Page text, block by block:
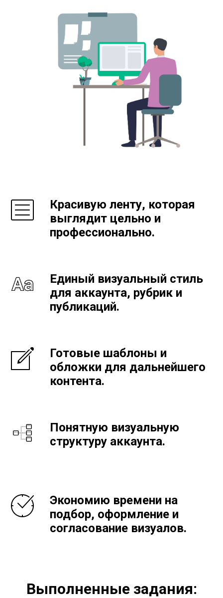
Красивую ленту, которая
выглядит цельно и
профессионально.
Единый визуальный стиль
для аккаунта, рубрик и
публикаций.
Готовые шаблоны и
обложки для дальнейшего
контента.
Понятную визуальную
структуру аккаунта.
Экономию времени на
подбор, оформление и
согласование визуалов.
Выполненные задания: